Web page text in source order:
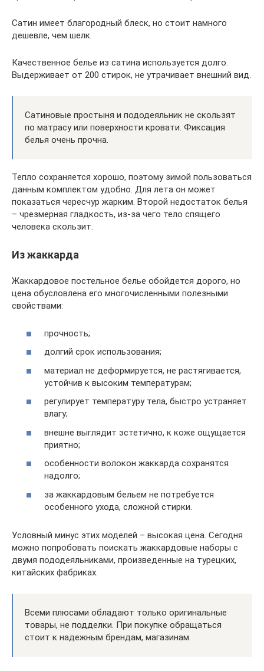
Сатин имеет благородный блеск, но стоит намного
дешевле, чем шелк.
Качественное белье из сатина используется долго.
Выдерживает от 200 стирок, не утрачивает внешний вид.
Сатиновые простыня и пододеяльник не скользят
по матрасу или поверхности кровати. Фиксация
белья очень прочна.
Тепло сохраняется хорошо, поэтому зимой пользоваться
данным комплектом удобно. Для лета он может
показаться чересчур жарким. Второй недостаток белья
– чрезмерная гладкость, из-за чего тело спящего
человека скользит.
Из жаккарда
Жаккардовое постельное белье обойдется дорого, но
цена обусловлена его многочисленными полезными
свойствами:
прочность;
долгий срок использования;
материал не деформируется, не растягивается,
устойчив к высоким температурам;
регулирует температуру тела, быстро устраняет
влагу;
внешне выглядит эстетично, к коже ощущается
приятно;
особенности волокон жаккарда сохранятся
надолго;
за жаккардовым бельем не потребуется
особенного ухода, сложной стирки.
Условный минус этих моделей – высокая цена. Сегодня
можно попробовать поискать жаккардовые наборы с
двумя пододеяльниками, произведенные на турецких,
китайских фабриках.
Всеми плюсами обладают только оригинальные
товары, не подделки. При покупке обращаться
стоит к надежным брендам, магазинам.